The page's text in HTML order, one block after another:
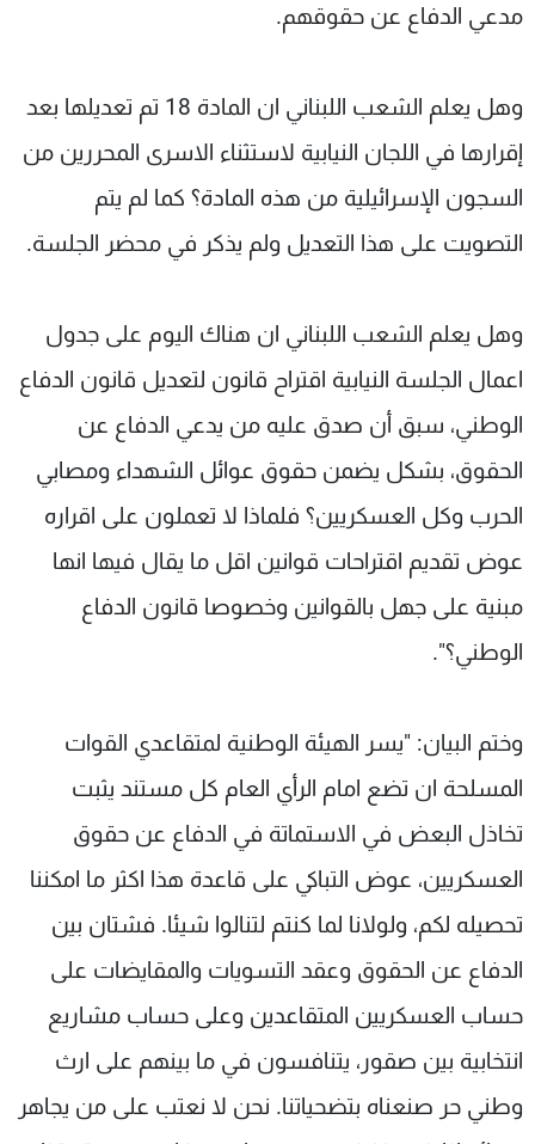
مدعي الدفاع عن حقوقهم.
وهل يعلم الشعب اللبناني ان المادة 18 تم تعديلها بعد
إقرارها في اللجان النيابية لاستثناء الاسرى المحررين من
السجون الإسرائيلية من هذه المادة؟ كما لم يتم
التصويت على هذا التعديل ولم يذكر في محضر الجلسة.
وهل يعلم الشعب اللبناني ان هناك اليوم على جدول
اعمال الجلسة النيابية اقتراح قانون لتعديل قانون الدفاع
الوطني، سبق أن صدق عليه من يدعي الدفاع عن
الحقوق، بشكل يضمن حقوق عوائل الشهداء ومصابي
الحرب وكل العسكريين؟ فلماذا لا تعملون على اقراره
عوض تقديم اقتراحات قوانين اقل ما يقال فيها انها
مبنية على جهل بالقوانين وخصوصا قانون الدفاع
الوطني؟".
وختم البيان: "يسر الهيئة الوطنية لمتقاعدي القوات
المسلحة ان تضع امام الرأي العام كل مستند يثبت
تخاذل البعض في الاستماتة في الدفاع عن حقوق
العسكريين، عوض التباكي على قاعدة هذا اكثر ما امكننا
تحصيله لكم، ولولانا لما كنتم لتنالوا شيئا. فشتان بين
الدفاع عن الحقوق وعقد التسويات والمقايضات على
حساب العسكريين المتقاعدين وعلى حساب مشاريع
انتخابية بين صقور، يتنافسون في ما بينهم على ارث
وطني حر صنعناه بتضحياتنا. نحن لا نعتب على من يجاهر